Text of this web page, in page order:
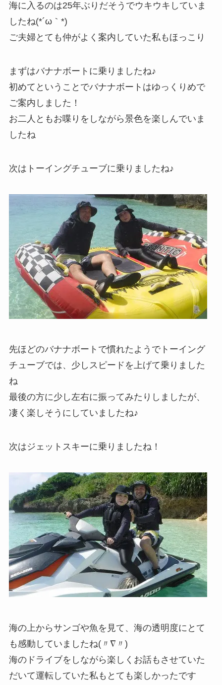
海に入るのは25年ぶりだそうでウキウキしていま
したね(*´ω｀*)
ご夫婦とても仲がよく案内していた私もほっこり
まずはバナナボートに乗りましたね♪
初めてということでバナナボートはゆっくりめで
ご案内しました！
お二人ともお喋りをしながら景色を楽しんでいま
したね
次はトーイングチューブに乗りましたね♪
先ほどのバナナボートで慣れたようでトーイング
チューブでは、少しスピードを上げて乗りました
ね
最後の方に少し左右に振ってみたりしましたが、
凄く楽しそうにしていましたね♪
次はジェットスキーに乗りましたね！
海の上からサンゴや魚を見て、海の透明度にとて
も感動していましたね(〃∇〃)
海のドライブをしながら楽しくお話もさせていた
だいて運転していた私もとても楽しかったです